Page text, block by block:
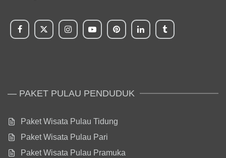
— PAKET PULAU PENDUDUK
Paket Wisata Pulau Tidung
Paket Wisata Pulau Pari
Paket Wisata Pulau Pramuka